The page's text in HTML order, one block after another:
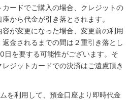
ードでご購入の場合、クレジットの
から代金が引き落とされます。
が変更になった場合、変更前の利用
金されるまでの間は２重引き落とし
日を要する可能性がございます。そ
ジットカードでの決済はご遠慮頂き
を利用して、預金口座より即時代金